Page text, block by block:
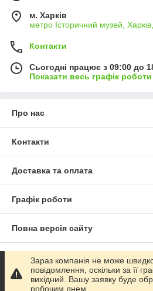
м. Харків
метро Історичний музей,
Контакти
Сьогодні працює з 09:00 до
Показати весь графік роботи
Про нас
Контакти
Доставка та оплата
Графік роботи
Повна версія сайту
Сайт створено на маркетплейсі
Політика конфіденційності
Зараз компанія не може
повідомлення, оскільки за її
вихідний. Вашу заявку буде
робочим днем.